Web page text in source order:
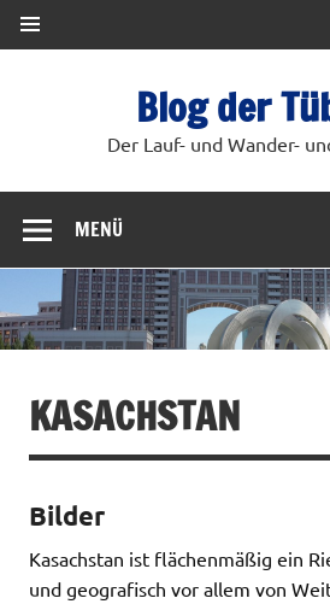
Blog der
Der Lauf- und Wander-
MENÜ
KASACHSTAN
Bilder
Kasachstan ist flächenmäßig ein
und geografisch vor allem von